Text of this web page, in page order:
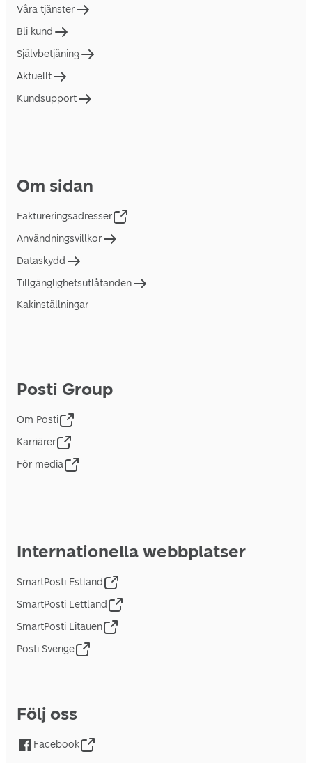
Våra tjänster
Bli kund
Självbetjäning
Aktuellt
Kundsupport
Om sidan
Faktureringsadresser
Användningsvillkor
Dataskydd
Tillgänglighetsutlåtanden
Kakinställningar
Posti Group
Om Posti
Karriärer
För media
Internationella webbplatser
SmartPosti Estland
SmartPosti Lettland
SmartPosti Litauen
Posti Sverige
Följ oss
Facebook